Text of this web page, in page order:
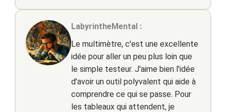
LabyrintheMental :
Le multimètre, c'est une excellente
idée pour aller un peu plus loin que
le simple testeur. J'aime bien l'idée
d'avoir un outil polyvalent qui aide à
comprendre ce qui se passe. Pour
les tableaux qui attendent, je